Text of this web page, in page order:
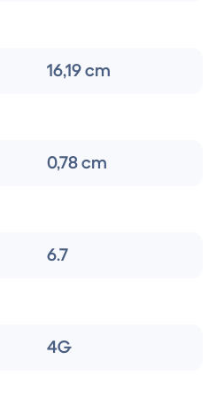
16,19 cm
0,78 cm
6.7
4G